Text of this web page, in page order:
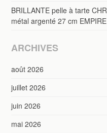
BRILLANTE pelle à tarte
métal argenté 27 cm EMPIRE
ARCHIVES
août 2026
juillet 2026
juin 2026
mai 2026